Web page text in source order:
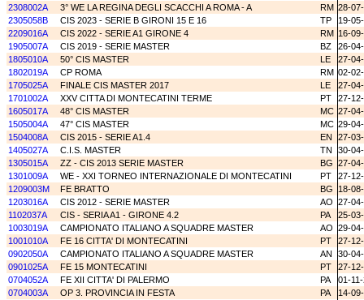
2308002A
3° WE LA REGINA DEGLI SCACCHI A ROMA - A RM 28-
2305058B
CIS 2023 - SERIE B GIRONI 15 E 16 TP
19-
2209016A
CIS 2022 - SERIE A1 GIRONE 4 RM 16-
1905007A
CIS 2019 - SERIE MASTER BZ
26-
1805010A
50° CIS MASTER LE
27-
1802019A
CP ROMA RM 02-
1705025A
FINALE CIS MASTER 2017 LE
27-
1701002A
XXV CITTA DI MONTECATINI TERME PT
27-
1605017A
48° CIS MASTER MC 27-
1505004A
47° CIS MASTER MC 29-
1504008A
CIS 2015 - SERIE A1.4 EN
27-
1405027A
C.I.S. MASTER TN
30-
1305015A
ZZ - CIS 2013 SERIE MASTER BG 27-
1301009A
WE - XXI TORNEO INTERNAZIONALE DI MONTECATINI PT
27-
1209003M
FE BRATTO BG
18-
1203016A
CIS 2012 - SERIE MASTER AO 27-
1102037A
CIS - SERIA A1 - GIRONE 4.2 PA
25-
1003019A
CAMPIONATO ITALIANO A SQUADRE MASTER AO 29-
1001010A
FE 16 CITTA' DI MONTECATINI PT
27-
0902050A
CAMPIONATO ITALIANO A SQUADRE MASTER AN
30-
0901025A
FE 15 MONTECATINI PT
27-
0704052A
FE XII CITTA' DI PALERMO PA
01-
0704003A
OP 3. PROVINCIA IN FESTA PA
14-